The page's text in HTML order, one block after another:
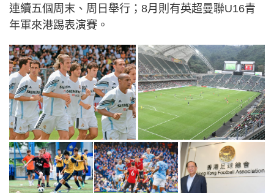
連續五個周末、周日舉行；8月則有英超曼聯U16青
年軍來港踢表演賽。